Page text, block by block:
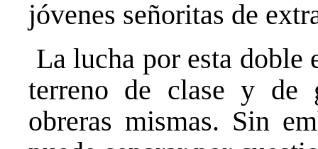
jóvenes señoritas de
La lucha por esta doble
terreno de clase y de
obreras mismas. Sin